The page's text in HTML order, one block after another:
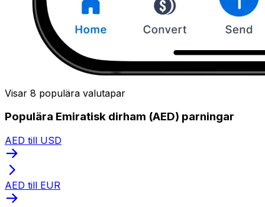
Visar 8 populära valutapar
Populära Emiratisk dirham (AED) parningar
AED till USD
AED till EUR